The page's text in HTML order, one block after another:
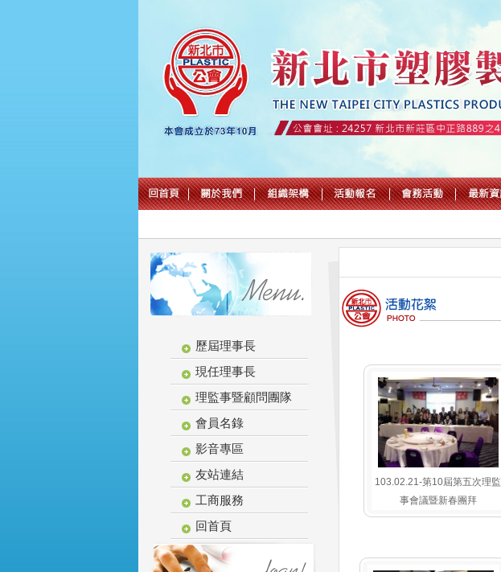
歷屆理事長
現任理事長
理監事暨顧問團隊
會員名錄
影音專區
友站連結
工商服務
回首頁
103.02.21-第10屆第五次理監
事會議暨新春團拜